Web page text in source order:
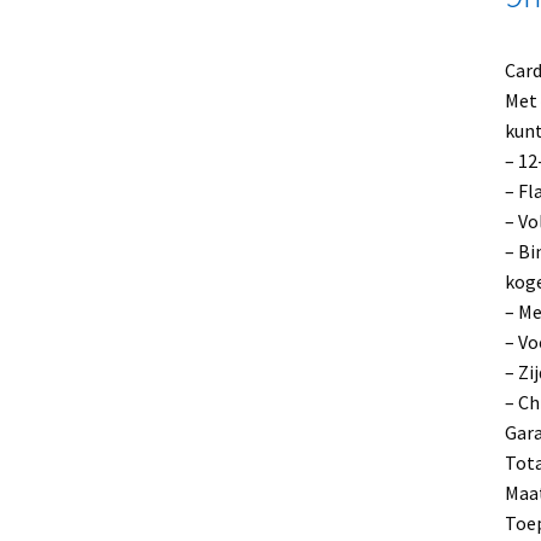
Met
–
–
–
–
–
–
–
–